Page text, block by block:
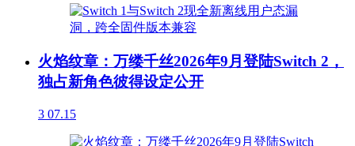
火焰纹章：万缕千丝2026年9月登陆Switch 2，
独占新角色彼得设定公开
3 07.15